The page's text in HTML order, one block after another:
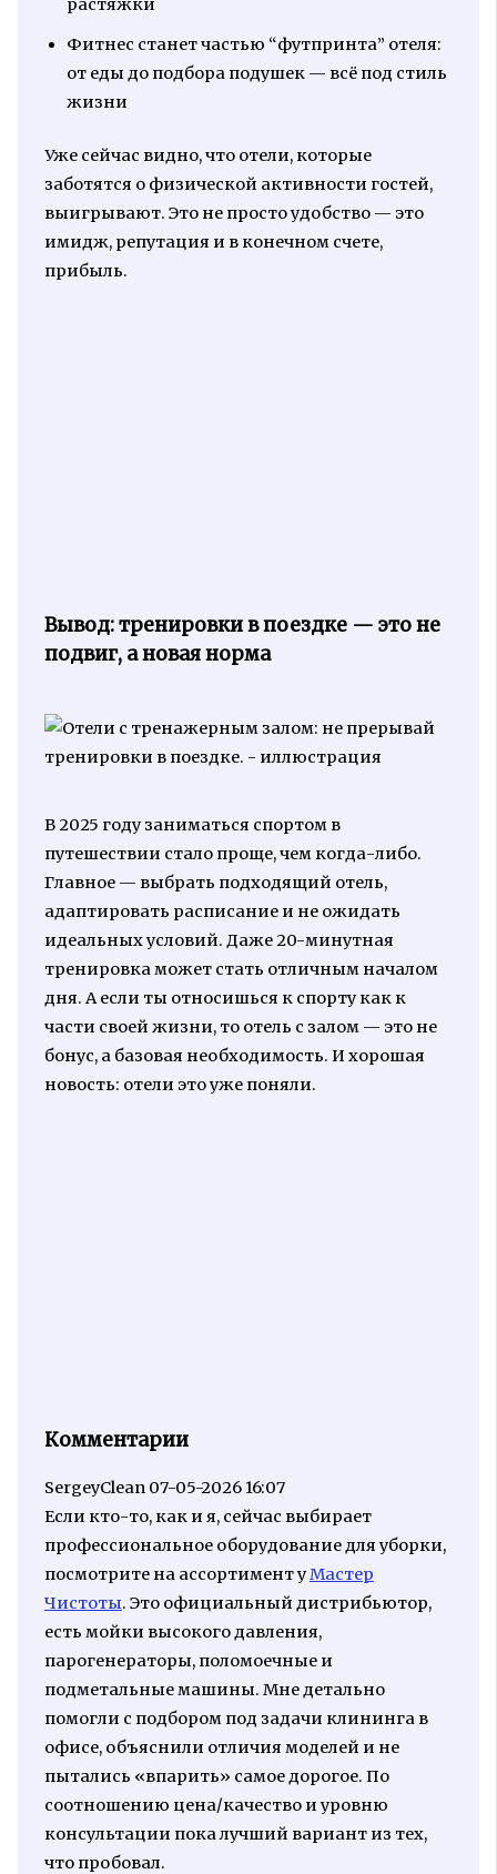
растяжки
Фитнес станет частью “футпринта” отеля:
от еды до подбора подушек — всё под стиль
жизни
Уже сейчас видно, что отели, которые
заботятся о физической активности гостей,
выигрывают. Это не просто удобство — это
имидж, репутация и в конечном счете,
прибыль.
Вывод: тренировки в поездке — это не
подвиг, а новая норма
В 2025 году заниматься спортом в
путешествии стало проще, чем когда-либо.
Главное — выбрать подходящий отель,
адаптировать расписание и не ожидать
идеальных условий. Даже 20-минутная
тренировка может стать отличным началом
дня. А если ты относишься к спорту как к
части своей жизни, то отель с залом — это не
бонус, а базовая необходимость. И хорошая
новость: отели это уже поняли.
Комментарии
SergeyClean 07-05-2026 16:07
Если кто-то, как и я, сейчас выбирает
профессиональное оборудование для уборки,
посмотрите на ассортимент уМастер
Чистоты. Это официальный дистрибьютор,
есть мойки высокого давления,
парогенераторы, поломоечные и
подметальные машины. Мне детально
помогли с подбором под задачи клининга в
офисе, объяснили отличия моделей и не
пытались «впарить» самое дорогое. По
соотношению цена/качество и уровню
консультации пока лучший вариант из тех,
что пробовал.